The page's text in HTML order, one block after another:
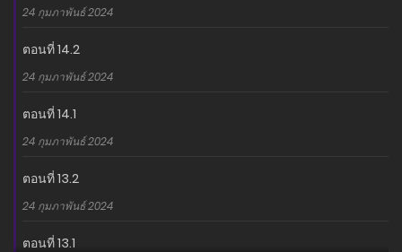
24 กุมภาพันธ์ 2024
ตอนที่ 14.2
24 กุมภาพันธ์ 2024
ตอนที่ 14.1
24 กุมภาพันธ์ 2024
ตอนที่ 13.2
24 กุมภาพันธ์ 2024
ตอนที่ 13.1